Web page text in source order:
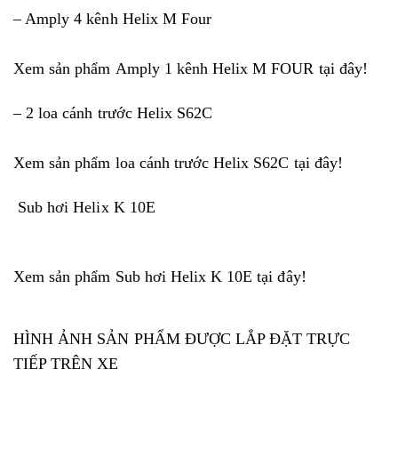
– Amply 4 kênh Helix M Four
Xem sản phẩm Amply 1 kênh Helix MFOUR tại đây!
– 2 loa cánh trước Helix S62C
Xem sản phẩm loa cánh trước Helix S62C tại đây!
Sub hơi Helix K 10E
Xem sản phẩm Sub hơi Helix K 10E tại đây!
HÌNH ẢNH SẢN PHẨM ĐƯỢC LẮP ĐẶT TRỰC
TIẾP TRÊN XE